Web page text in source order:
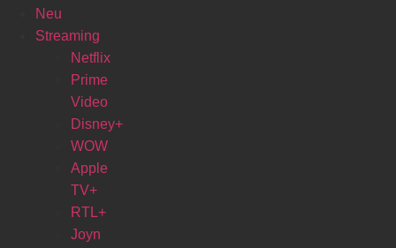
Neu
Streaming
Netflix
Prime
Video
Disney+
WOW
Apple
TV+
RTL+
Joyn